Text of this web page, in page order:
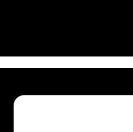
ובעל כושר
את לימוד